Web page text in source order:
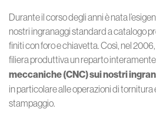
Durante il corso degli anni è nata
nostri ingranaggi standard a catalogo
finiti con foro e chiavetta. Così, nel
filiera produttiva un reparto
meccaniche (CNC) sui nostri
in particolare alle operazioni di tornitura
stampaggio.